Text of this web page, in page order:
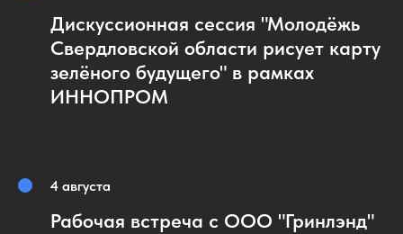
Дискуссионная сессия "Молодёжь
Свердловской области рисует карту
зелёного будущего" в рамках
ИННОПРОМ
4 августа
Рабочая встреча с ООО "Гринлэнд"